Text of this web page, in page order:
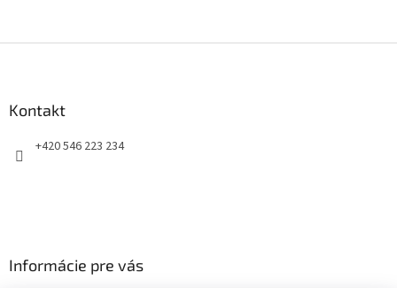
Kontakt
+420 546 223 234
Informácie pre vás